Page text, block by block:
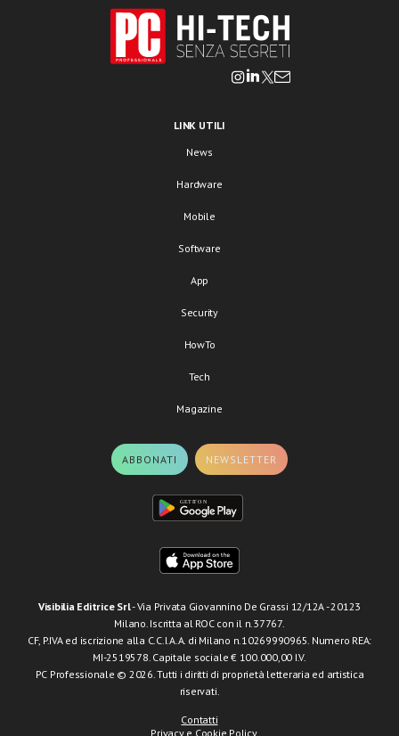
LINK UTILI
News
Hardware
Mobile
Software
App
Security
HowTo
Tech
Magazine
ABBONATI NEWSLETTER
Visibilia Editrice Srl- Via Privata Giovannino De Grassi 12/12A - 20123
Milano. Iscritta al ROC con il n.37767.
CF, P.IVA ed iscrizione alla C.C.I.A.A. di Milano n.10269990965. Numero REA:
MI-2519578. Capitale sociale € 100.000,00 I.V.
PC Professionale © 2026. Tutti i diritti di proprietà letteraria ed artistica
riservati.
Contatti
Privacy e Cookie Policy